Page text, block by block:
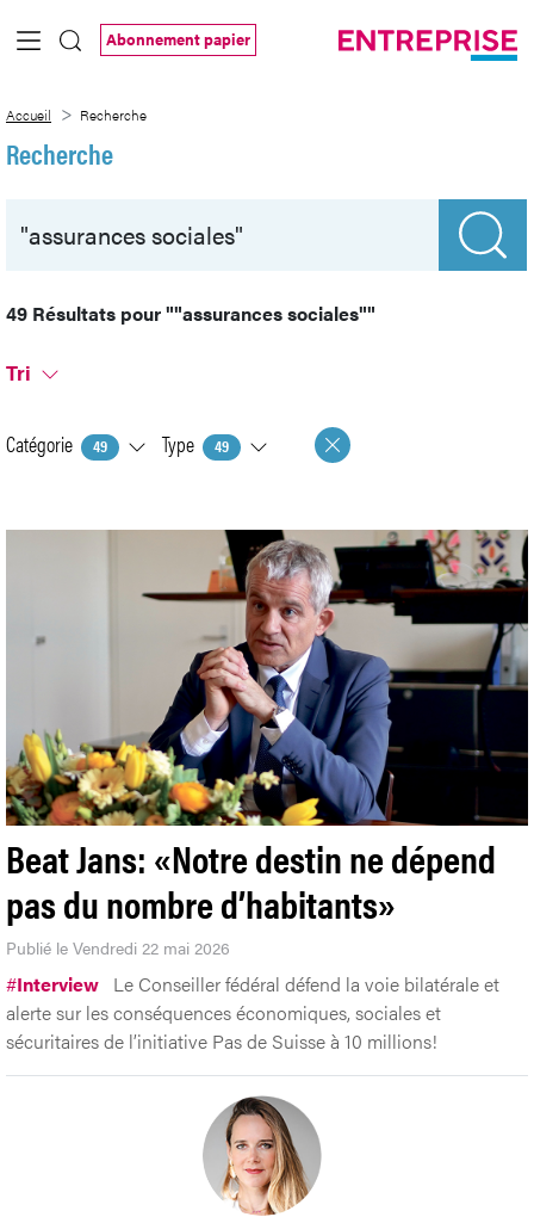
Saut au contenu principal
Abonnement papier
Accueil Recherche
Recherche
49 Résultats pour""assurances sociales""
Tri
Catégorie 49 Type 49
Beat Jans: «Notre destin ne dépend
pas du nombre d’habitants»
Publié le Vendredi 22 mai 2026
#Interview Le Conseiller fédéral défend la voie bilatérale et
alerte sur les conséquences économiques, sociales et
sécuritaires de l’initiative Pas de Suisse à 10 millions!